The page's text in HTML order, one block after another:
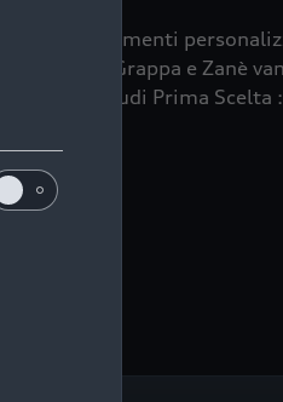
e allestimenti
del Grappa e Zanè
garanzia Audi Prima